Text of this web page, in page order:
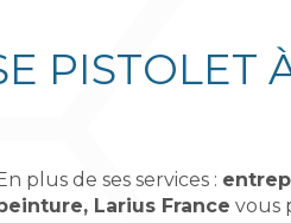
PISTOLET
En plus de ses services :
Larius France vous